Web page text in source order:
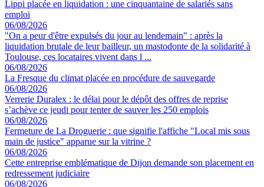
Lippi placée en liquidation : une cinquantaine de salariés sans
emploi
06/08/2026
"On a peur d'être expulsés du jour au lendemain" : après la
liquidation brutale de leur bailleur, un mastodonte de la solidarité à
Toulouse, ces locataires vivent dans l ...
06/08/2026
La Fresque du climat placée en procédure de sauvegarde
06/08/2026
Verrerie Duralex : le délai pour le dépôt des offres de reprise
s’achève ce jeudi pour tenter de sauver les 250 emplois
06/08/2026
Fermeture de La Droguerie : que signifie l'affiche "Local mis sous
main de justice" apparue sur la vitrine ?
06/08/2026
Cette entreprise emblématique de Dijon demande son placement en
redressement judiciaire
06/08/2026